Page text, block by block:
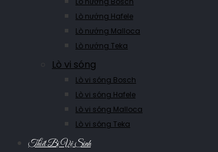
Lò nướng Hafele
Lò nướng Malloca
Lò nướng Teka
Lò vi sóng
Lò vi sóng Bosch
Lò vi sóng Hafele
Lò vi sóng Malloca
Lò vi sóng Teka
Thiết Bị Vệ Sinh